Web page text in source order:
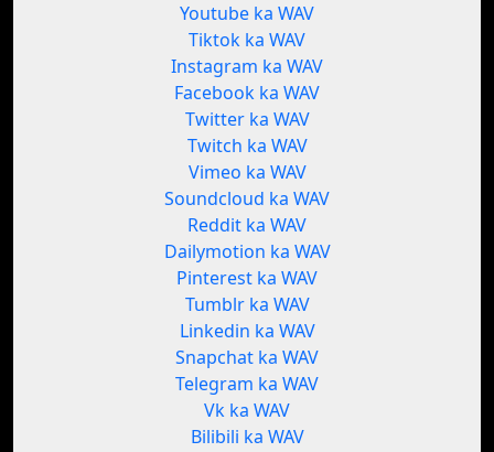
Youtube ka WAV
Tiktok ka WAV
Instagram ka WAV
Facebook ka WAV
Twitter ka WAV
Twitch ka WAV
Vimeo ka WAV
Soundcloud ka WAV
Reddit ka WAV
Dailymotion ka WAV
Pinterest ka WAV
Tumblr ka WAV
Linkedin ka WAV
Snapchat ka WAV
Telegram ka WAV
Vk ka WAV
Bilibili ka WAV